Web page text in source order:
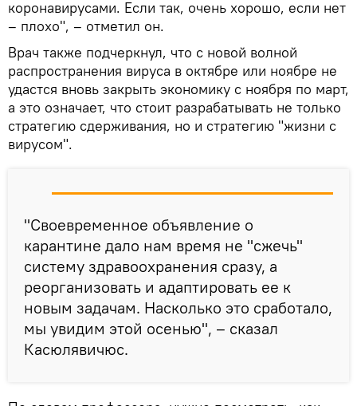
коронавирусами. Если так, очень хорошо, если нет
– плохо", – отметил он.
Врач также подчеркнул, что с новой волной
распространения вируса в октябре или ноябре не
удастся вновь закрыть экономику с ноября по март,
а это означает, что стоит разрабатывать не только
стратегию сдерживания, но и стратегию "жизни с
вирусом".
"Своевременное объявление о
карантине дало нам время не "сжечь"
систему здравоохранения сразу, а
реорганизовать и адаптировать ее к
новым задачам. Насколько это сработало,
мы увидим этой осенью", – сказал
Касюлявичюс.